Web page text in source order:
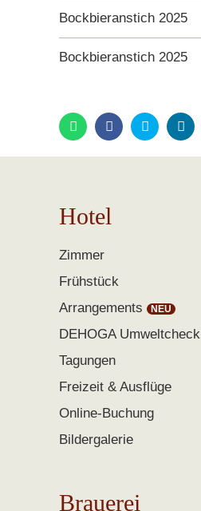
Bockbieranstich 2025
Bockbieranstich 2025
Hotel
Zimmer
Frühstück
Arrangements
DEHOGA Umweltcheck
Tagungen
Freizeit & Ausflüge
Online-Buchung
Bildergalerie
Brauerei